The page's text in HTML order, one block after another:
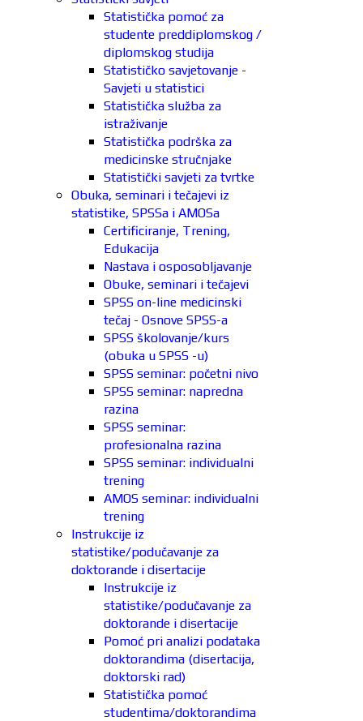
Statistička pomoć za
studente preddiplomskog /
diplomskog studija
Statističko savjetovanje -
Savjeti u statistici
Statistička služba za
istraživanje
Statistička podrška za
medicinske stručnjake
Statistički savjeti za tvrtke
Obuka, seminari i tečajevi iz
statistike, SPSSa i AMOSa
Certificiranje, Trening,
Edukacija
Nastava i osposobljavanje
Obuke, seminari i tečajevi
SPSS on-line medicinski
tečaj - Osnove SPSS-a
SPSS školovanje/kurs
(obuka u SPSS -u)
SPSS seminar: početni nivo
SPSS seminar: napredna
razina
SPSS seminar:
profesionalna razina
SPSS seminar: individualni
trening
AMOS seminar: individualni
trening
Instrukcije iz
statistike/podučavanje za
doktorande i disertacije
Instrukcije iz
statistike/podučavanje za
doktorande i disertacije
Pomoć pri analizi podataka
doktorandima (disertacija,
doktorski rad)
Statistička pomoć
studentima/doktorandima